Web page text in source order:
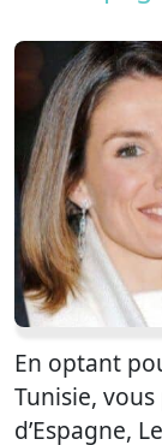
En optant
Tunisie,
d’Espagne,